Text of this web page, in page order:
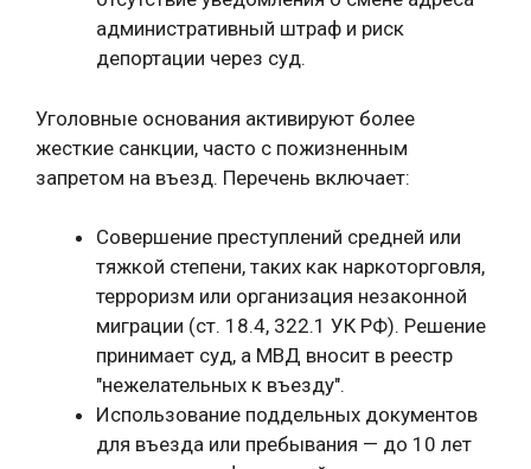
административный штраф и риск
депортации через суд.
Уголовные основания активируют более
жесткие санкции, часто с пожизненным
запретом на въезд. Перечень включает:
Совершение преступлений средней или
тяжкой степени, таких как наркоторговля,
терроризм или организация незаконной
миграции (ст. 18.4, 322.1 УК РФ). Решение
принимает суд, а МВД вносит в реестр
"нежелательных к въезду".
Использование поддельных документов
для въезда или пребывания — до 10 лет